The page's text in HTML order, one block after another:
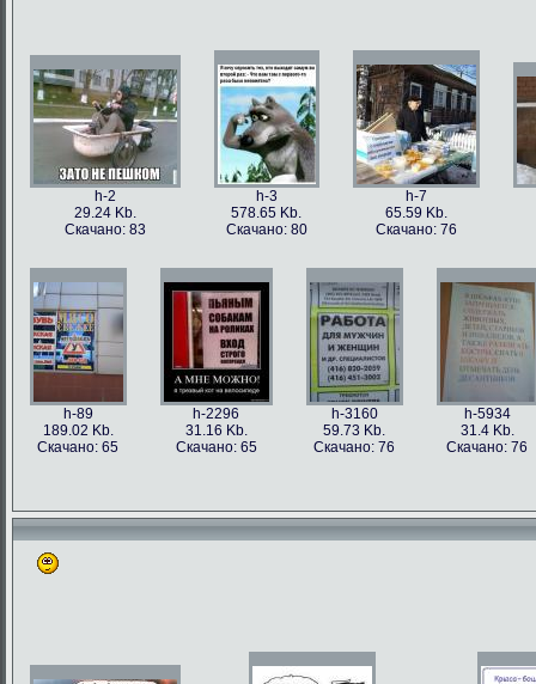
h-2
29.24 Kb.
Скачано: 83
h-3
578.65 Kb.
Скачано: 80
h-7
65.59 Kb.
Скачано: 76
h-89
189.02 Kb.
Скачано: 65
h-2296
31.16 Kb.
Скачано: 65
h-3160
59.73 Kb.
Скачано: 76
h-5934
31.4 Kb.
Скачано: 76